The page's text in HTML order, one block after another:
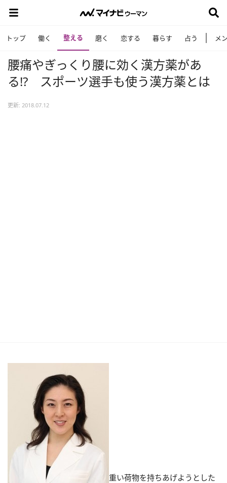
トップ 働く 整える 磨く 恋する 暮らす 占う メ
腰痛やぎっくり腰に効く漢方薬があ
る!? スポーツ選手も使う漢方薬とは
更新: 2018.07.12
重い荷物を持ちあげようとした